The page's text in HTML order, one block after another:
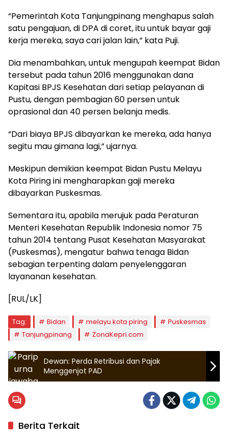
“Pemerintah Kota Tanjungpinang menghapus salah
satu pengajuan, di DPA di coret, itu untuk bayar gaji
kerja mereka, saya cari jalan lain,” kata Puji.
Dia menambahkan, untuk mengupah keempat Bidan
tersebut pada tahun 2016 menggunakan dana
Kapitasi BPJS Kesehatan dari setiap pelayanan di
Pustu, dengan pembagian 60 persen untuk
oprasional dan 40 persen belanja medis.
“Dari biaya BPJS dibayarkan ke mereka, ada hanya
segitu mau gimana lagi,” ujarnya.
Meskipun demikian keempat Bidan Pustu Melayu
Kota Piring ini mengharapkan gaji mereka
dibayarkan Puskesmas.
Sementara itu, apabila merujuk pada Peraturan
Menteri Kesehatan Republik Indonesia nomor 75
tahun 2014 tentang Pusat Kesehatan Masyarakat
(Puskesmas), mengatur bahwa tenaga Bidan
sebagian terpenting dalam penyelenggaran
layananan kesehatan.
[RUL/LK]
Tag: Bidan melayu kota piring
Puskesmas
Tanjungpinang
ZonaKepri.com
Dewan: Perda Retribusi dan Pajak
Menggenjot PAD
Berita Terkait
Tanjungpinang